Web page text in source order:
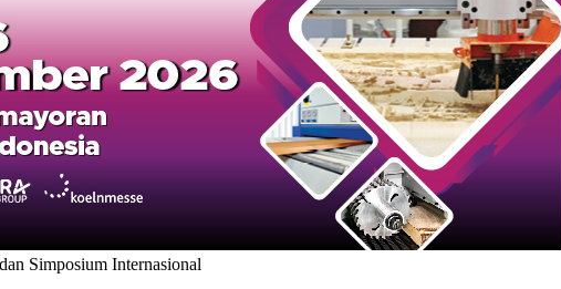
Simposium Internasional